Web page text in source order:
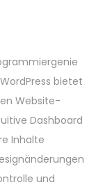
bietet
Website-
Dashboard
Inhalte
und